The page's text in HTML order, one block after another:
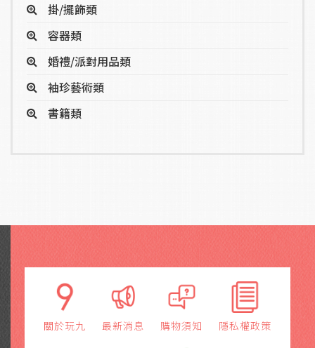
掛/擺飾類
容器類
婚禮/派對用品類
袖珍藝術類
書籍類
關於玩九 最新消息 購物須知 隱私權政策